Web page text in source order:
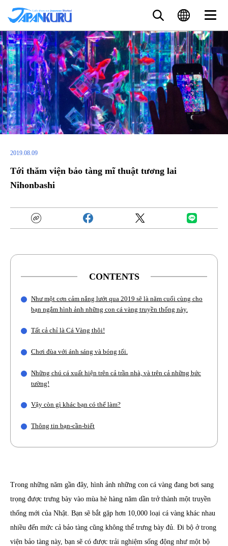
2019.08.09
Tới thăm viện bảo tàng mĩ thuật tương lai
Nihonbashi
CONTENTS
Như một cơn cảm nắng lướt qua 2019 sẽ là năm cuối cùng cho
bạn ngắm hình ảnh những con cá vàng truyền thống này.
Tất cả chỉ là Cá Vàng thôi!
Chơi đùa với ánh sáng và bóng tối.
Những chú cá xuất hiện trên cả trần nhà, và trên cả những bức
tường!
Vậy còn gì khác bạn có thể làm?
Thông tin bạn-cần-biết
Trong những năm gần đây, hình ảnh những con cá vàng đang bơi sang
trọng được trưng bày vào mùa hè hàng năm dần trở thành một truyền
thống mới của Nhật. Bạn sẽ bắt gặp hơn 10,000 loại cá vàng khác nhau
nhiều đến mức cả bảo tàng cũng không thể trưng bày đủ. Đi bộ ở trong
viện bảo tàng này, bạn sẽ có được trải nghiệm sống động như một bộ